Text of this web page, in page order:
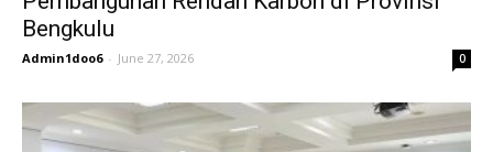
Bengkulu
Admin1doo6 - June 27, 2026 0